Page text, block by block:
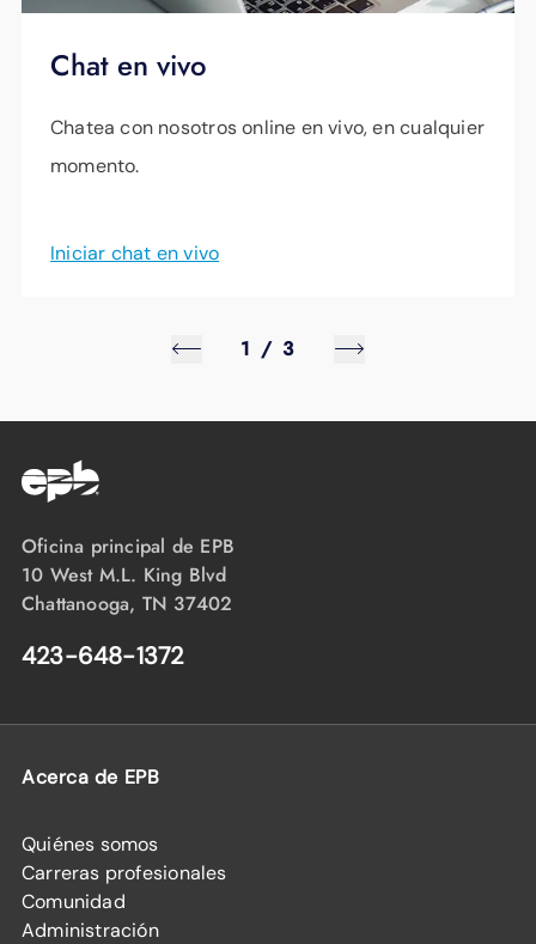
Chat en vivo
Chatea con nosotros online en vivo, en cualquier
momento.
Iniciar chat en vivo
1 / 3
Oficina principal de EPB
10 West M.L. King Blvd
Chattanooga, TN 37402
423-648-1372
Acerca de EPB
Quiénes somos
Carreras profesionales
Comunidad
Administración